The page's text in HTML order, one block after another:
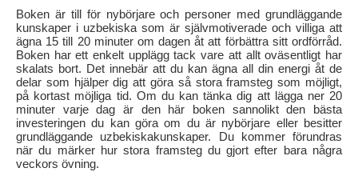
Boken är till för nybörjare och personer med grundläggande
kunskaper i uzbekiska som är självmotiverade och villiga att
ägna 15 till 20 minuter om dagen åt att förbättra sitt ordförråd.
Boken har ett enkelt upplägg tack vare att allt oväsentligt har
skalats bort. Det innebär att du kan ägna all din energi åt de
delar som hjälper dig att göra så stora framsteg som möjligt,
på kortast möjliga tid. Om du kan tänka dig att lägga ner 20
minuter varje dag är den här boken sannolikt den bästa
investeringen du kan göra om du är nybörjare eller besitter
grundläggande uzbekiskakunskaper. Du kommer förundras
när du märker hur stora framsteg du gjort efter bara några
veckors övning.